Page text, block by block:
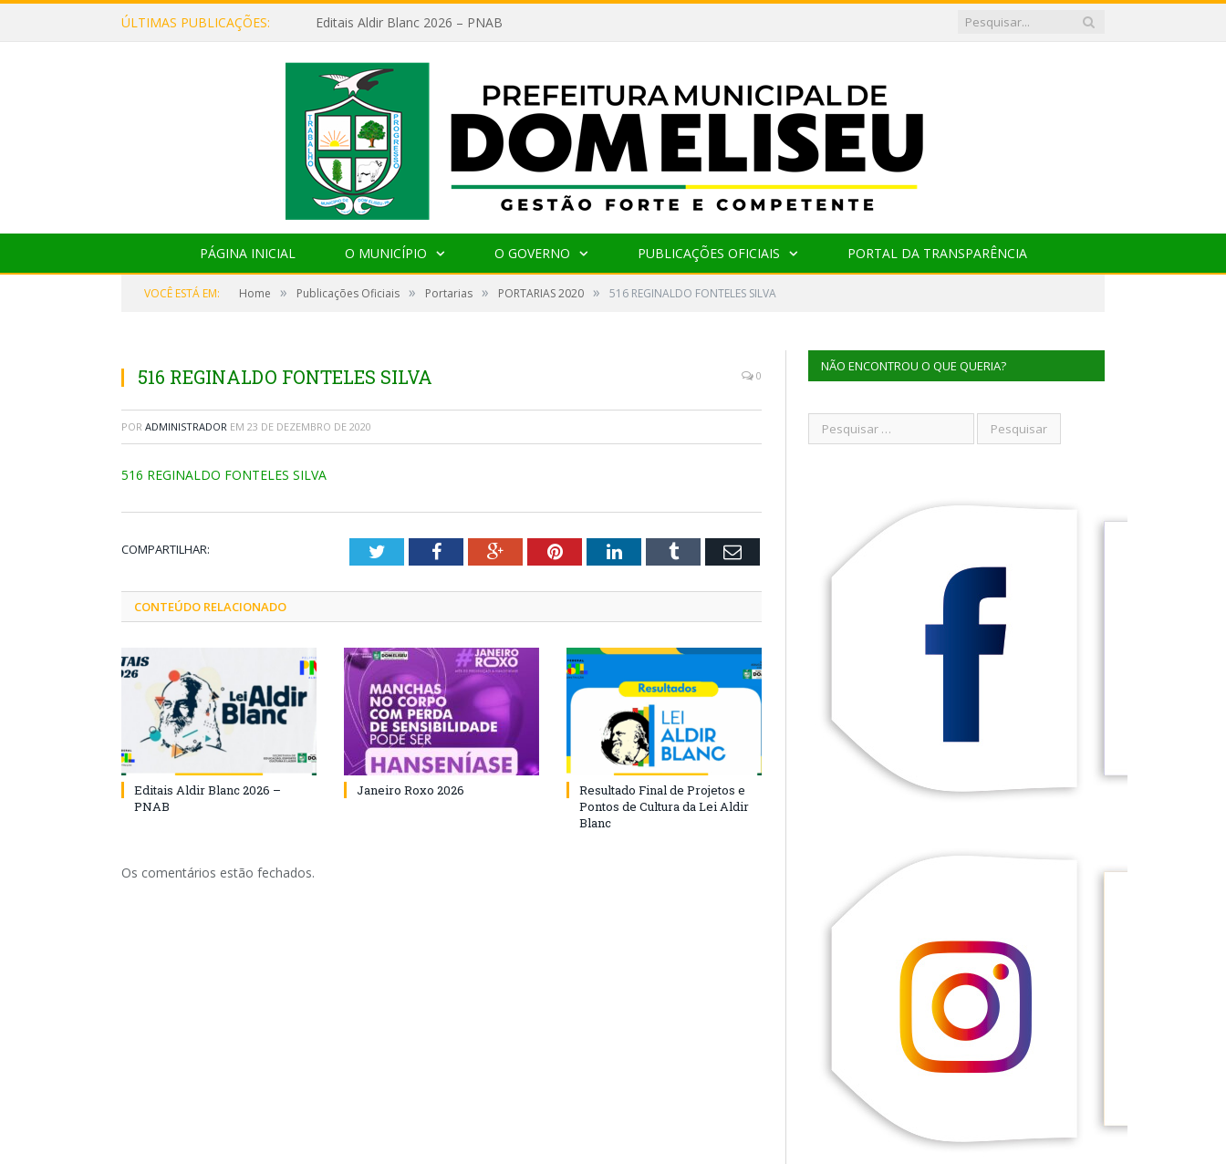
ÚLTIMAS PUBLICAÇÕES: Editais Aldir Blanc 2026 – PNAB
PÁGINA INICIAL O MUNICÍPIO O GOVERNO PUBLICAÇÕES OFICIAIS PORTAL DA TRANSPARÊNCIA
VOCÊ ESTÁ EM: Home » Publicações Oficiais » Portarias » PORTARIAS 2020 » 516 REGINALDO FONTELES SILVA
516 REGINALDO FONTELES SILVA 0
POR ADMINISTRADOR EM 23 DE DEZEMBRO DE 2020
516 REGINALDO FONTELES SILVA
COMPARTILHAR: TwitterFacebookGoogle+PinterestLinkedInTumblr Email
CONTEÚDO RELACIONADO
Editais Aldir Blanc 2026 –
PNAB
Janeiro Roxo 2026
Resultado Final de Projetos e
Pontos de Cultura da Lei Aldir
Blanc
Os comentários estão fechados.
NÃO ENCONTROU O QUE QUERIA?